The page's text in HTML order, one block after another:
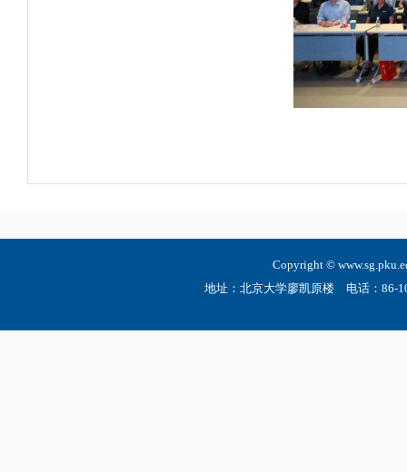
Copyright ©
地址：北京大学廖凯原楼 电话：86-